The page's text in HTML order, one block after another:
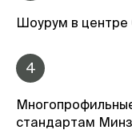
Шоурум в центре
4
стандартам